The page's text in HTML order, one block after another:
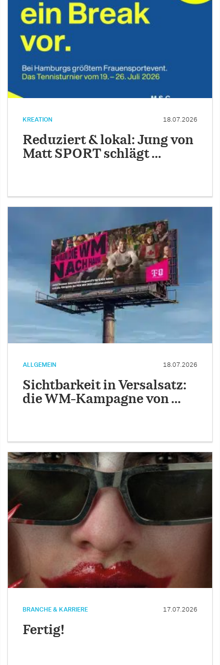
KREATION 18.07.2026
Reduziert & lokal: Jung von
Matt SPORT schlägt …
ALLGEMEIN 18.07.2026
Sichtbarkeit in Versalsatz:
die WM-Kampagne von …
BRANCHE & KARRIERE 17.07.2026
Fertig!